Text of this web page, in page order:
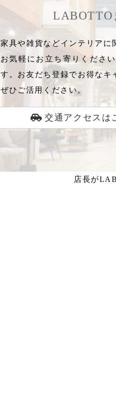
LABOTTO
家具や雑貨などインテリア
お気軽にお立ち寄りくださ
す。お友だち登録でお得なキ
ぜひご活用ください。
交通アクセスは
店長が